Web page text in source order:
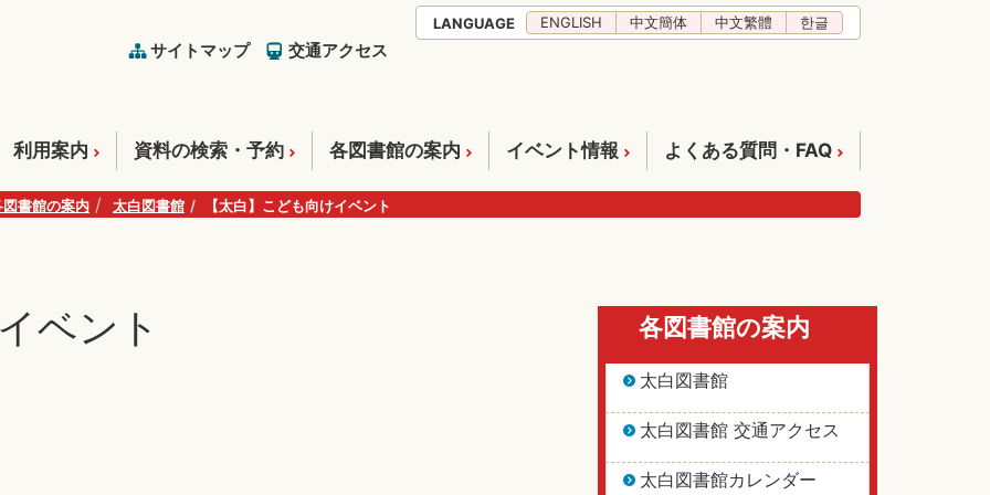
サイトマップ 交通アクセス
LANGUAGE ENGLISH 中文簡体 中文繁體 한글
利用案内 資料の検索・予約 各図書館の案内 イベント情報 よくある質問・FAQ
図書館の案内 太白図書館 【太白】こども向けイベント
ベント 各図書館の案内
太白図書館
太白図書館 交通アクセス
太白図書館カレンダー